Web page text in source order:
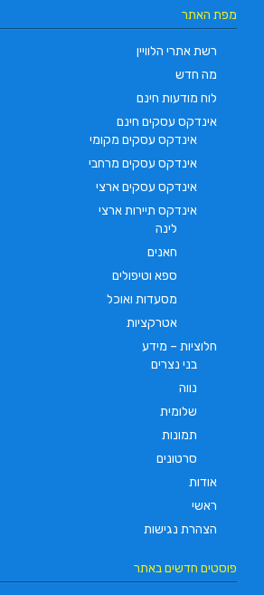
מפת האתר
רשת אתרי הלוויין
מה חדש
לוח מודעות חינם
אינדקס עסקים חינם
אינדקס עסקים מקומי
אינדקס עסקים מרחבי
אינדקס עסקים ארצי
אינדקס תיירות ארצי
לינה
חאנים
ספא וטיפולים
מסעדות ואוכל
אטרקציות
חלוציות – מידע
בני נצרים
נווה
שלומית
תמונות
סרטונים
אודות
ראשי
הצהרת נגישות
פוסטים חדשים באתר